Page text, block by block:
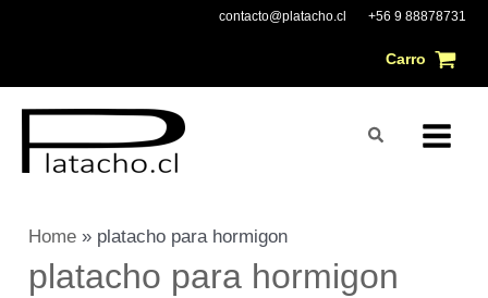
contacto@platacho.cl +56 9 88878731
Carro
Buscar
Main
Menu
Home » platacho para hormigon
platacho para hormigon